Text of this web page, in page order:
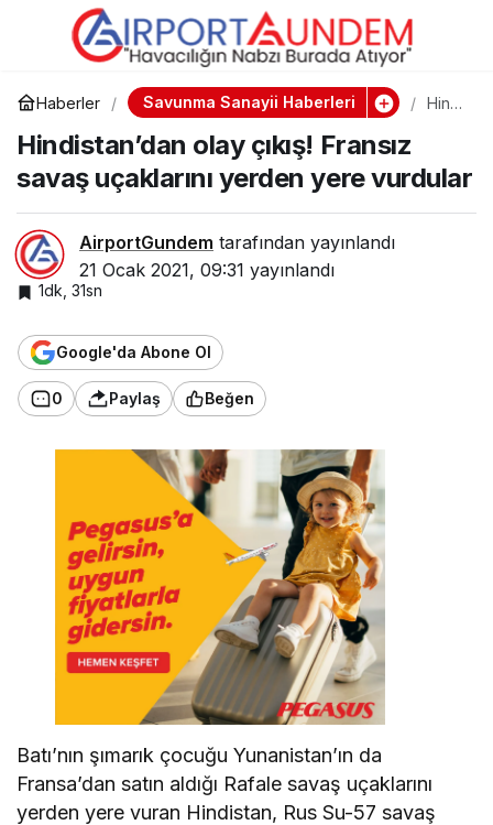
Haberler Savunma Sanayii Haberleri
Hindi
çıkış!
sız
Hindistan’dan olay çıkış! Fransız
savaş uçaklarını yerden yere vurdular
AirportGundem tarafından yayınlandı
21 Ocak 2021, 09:31 yayınlandı
1dk, 31sn
Google'da Abone Ol
0 Paylaş Beğen
Batı’nın şımarık çocuğu Yunanistan’ın da
Fransa’dan satın aldığı Rafale savaş uçaklarını
yerden yere vuran Hindistan, Rus Su-57 savaş
KLM Tüm Kıtalararası
Uçuşları Durduruyor!
0